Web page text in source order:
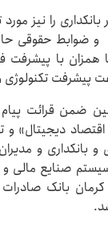
را نیز مورد
ضوابط حقوقی
همزان با پیشرفت
پیشرفت
ضمن قرائت
دیجیتال»
و بانکداری و
صنایع مالی
بانک صادرات